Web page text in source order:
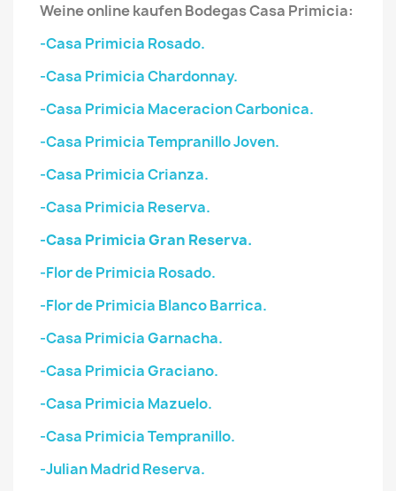
Weine online kaufen Bodegas Casa Primicia:
-Casa Primicia Rosado.
-Casa Primicia Chardonnay.
-Casa Primicia Maceracion Carbonica.
-Casa Primicia Tempranillo Joven.
-Casa Primicia Crianza.
-Casa Primicia Reserva.
-Casa Primicia Gran Reserva.
-Flor de Primicia Rosado.
-Flor de Primicia Blanco Barrica.
-Casa Primicia Garnacha.
-Casa Primicia Graciano.
-Casa Primicia Mazuelo.
-Casa Primicia Tempranillo.
-Julian Madrid Reserva.